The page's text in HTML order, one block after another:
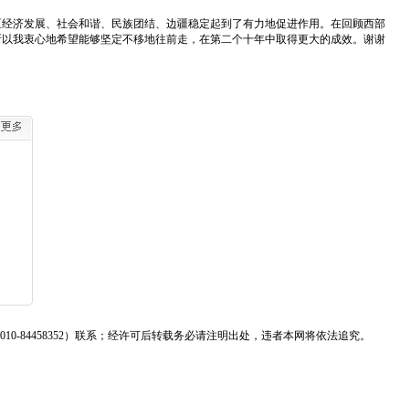
济发展、社会和谐、民族团结、边疆稳定起到了有力地促进作用。在回顾西部
我衷心地希望能够坚定不移地往前走，在第二个十年中取得更大的成效。谢谢
84458352）联系；经许可后转载务必请注明出处，违者本网将依法追究。